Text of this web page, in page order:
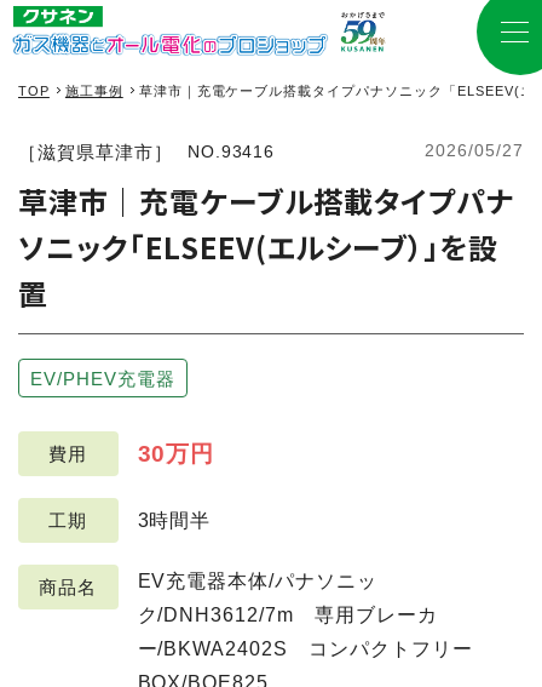
TOP 施工事例 草津市｜充電ケーブル搭載タイプパナソニック「ELSEEV(エ
［滋賀県草津市］ NO.93416 2026/05/27
草津市｜充電ケーブル搭載タイプパナ
ソニック「ELSEEV(エルシーブ）」を設
置
EV/PHEV充電器
費用 30万円
工期 3時間半
商品名
EV充電器本体/パナソニッ
ク/DNH3612/7m 専用ブレーカ
ー/BKWA2402S コンパクトフリー
BOX/BQE825